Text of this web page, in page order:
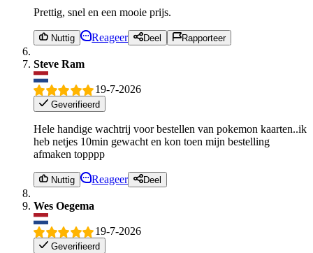
Prettig, snel en een mooie prijs.
Nuttig Reageer Deel Rapporteer
Steve Ram
19-7-2026
Geverifieerd
Hele handige wachtrij voor bestellen van pokemon kaarten..ik
heb netjes 10min gewacht en kon toen mijn bestelling
afmaken topppp
Nuttig Reageer Deel
Wes Oegema
19-7-2026
Geverifieerd